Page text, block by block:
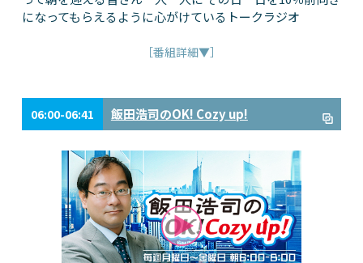
になってもらえるように心がけているトークラジオ
［番組詳細▼］
06:00-06:41 飯田浩司のOK! Cozy up!